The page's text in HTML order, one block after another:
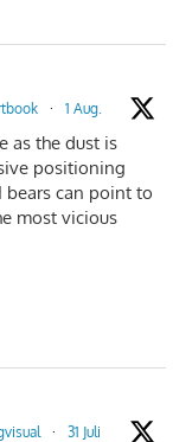
· 1 Aug.
as the dust is
positioning
bears can point to
most vicious
· 31 Juli